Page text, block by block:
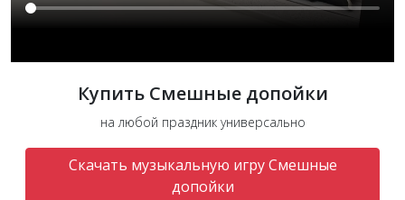
Купить Смешные допойки
на любой праздник универсально
Скачать музыкальную игру Смешные
допойки